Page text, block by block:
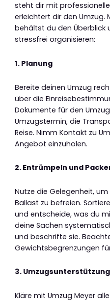
steht dir mit
erleichtert dir den Umzug.
behältst du den Überblick
stressfrei organisieren:
1. Planung
Bereite deinen Umzug
über die
Dokumente für den
Umzugstermin, die
Reise. Nimm Kontakt zu
Angebot einzuholen.
2. Entrümpeln und
Nutze die Gelegenheit,
Ballast zu befreien.
und entscheide, was du
deine Sachen
und beschrifte sie.
Gewichtsbegrenzungen
3. Umzugsunterstützung
Kläre mit Umzug Meyer